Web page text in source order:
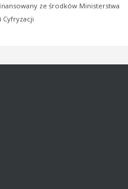
ze środków Ministerstwa
Cyfryzacji